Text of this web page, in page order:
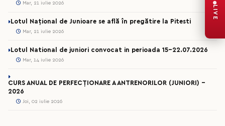
Mar, 21 iulie 2026
Lotul Național de Junioare se află în pregătire la Pitesti
Mar, 21 iulie 2026
Lotul National de juniori convocat in perioada 15-22.07.2026
Mar, 14 iulie 2026
CURS ANUAL DE PERFECȚIONARE A ANTRENORILOR (JUNIORI) -
2026
Joi, 02 iulie 2026
LIVE